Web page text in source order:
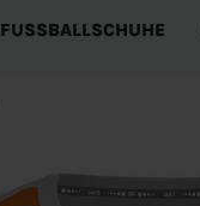
FUSSBALLSCHUHE